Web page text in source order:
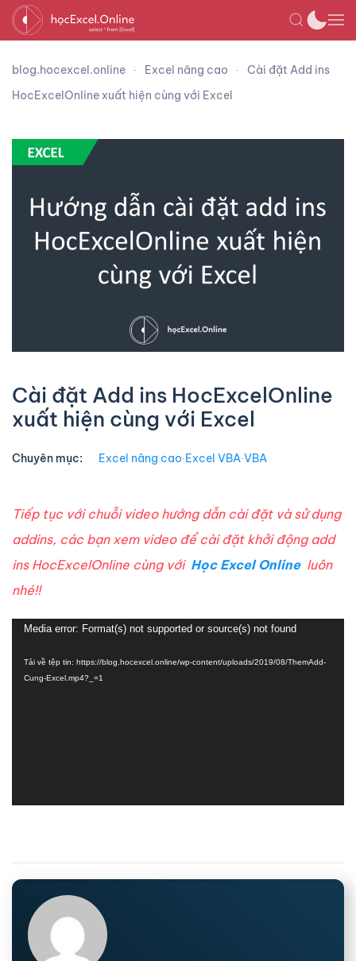
blog.hocexcel.online Excel nâng cao
Cài đặt Add ins
HocExcelOnline xuất hiện cùng với Excel
Cài đặt Add ins HocExcelOnline
xuất hiện cùng với Excel
Chuyên mục: Excel nâng cao∙Excel VBA∙VBA
Tiếp tục với chuỗi video hướng dẫn cài đặt và sử dụng
addins, các bạn xem video để cài đặt khởi động add
ins HocExcelOnline cùng với Học Excel Online luôn
nhé!!
Trình
chơi
Video
Media error: Format(s) not supported or source(s) not found
Tải về tệp tin: https://blog.hocexcel.online/wp-content/uploads/2019/08/ThemAdd-
Cung-Excel.mp4?_=1